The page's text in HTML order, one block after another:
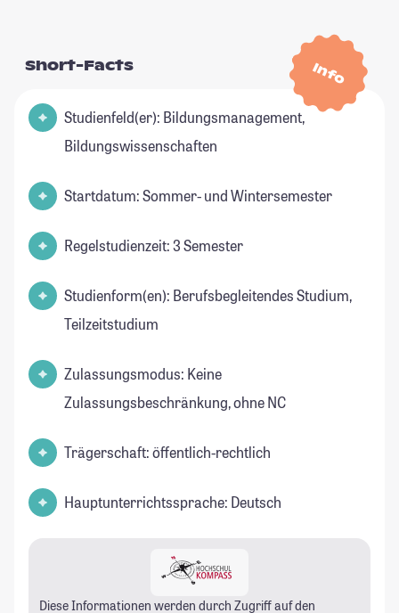
Info
Short-Facts
Studienfeld(er): Bildungsmanagement,
Bildungswissenschaften
Startdatum: Sommer- und Wintersemester
Regelstudienzeit: 3 Semester
Studienform(en): Berufsbegleitendes Studium,
Teilzeitstudium
Zulassungsmodus: Keine
Zulassungsbeschränkung, ohne NC
Trägerschaft: öffentlich-rechtlich
Hauptunterrichtssprache: Deutsch
Diese Informationen werden durch Zugriff auf den